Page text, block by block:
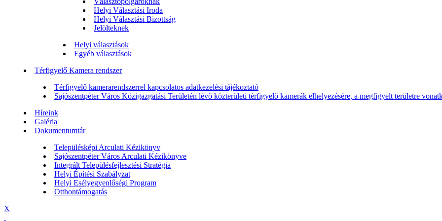
Helyi Választási Iroda
Helyi Választási Bizottság
Jelölteknek
Helyi választások
Egyéb választások
Térfigyelő Kamera rendszer
Térfigyelő kamerarendszerrel kapcsolatos adatkezelési tájékoztató
Sajószentpéter Város Közigazgatási Területén lévő közterületi térfigyelő kamerák elhelyezésére, a megfigyelt területre
Híreink
Galéria
Dokumentumtár
Településképi Arculati Kézikönyv
Sajószentpéter Város Arculati Kézikönyve
Integrált Településfejlesztési Stratégia
Helyi Építési Szabályzat
Helyi Esélyegyenlőségi Program
Otthontámogatás
X